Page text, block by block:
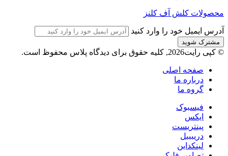
محصولات کلش آف کلنز
آدرس ایمیل خود را وارد کنید
© کپی رایت2026, کلیه حقوق برای دیدگاه پلاس محفوظ است.
صفحه اصلی
درباره ما
گروه ما
فیسبوک
ایکس
پینتریست
دریبببل
لینکداین